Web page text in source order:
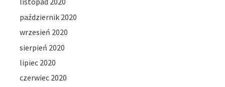
październik 2020
wrzesień 2020
sierpień 2020
lipiec 2020
czerwiec 2020